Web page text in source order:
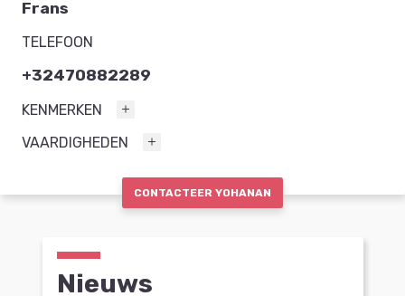
Frans
TELEFOON
+32470882289
KENMERKEN
VAARDIGHEDEN
CONTACTEER YOHANAN
Nieuws